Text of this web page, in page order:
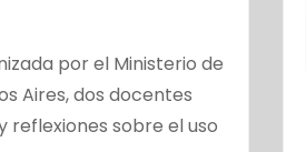
por el Ministerio de
Aires, dos docentes
reflexiones sobre el uso